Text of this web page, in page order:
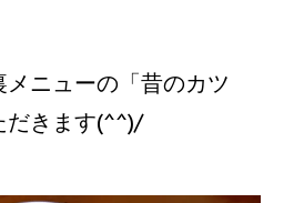
ニューの「昔のカツ
だきます(^^)/